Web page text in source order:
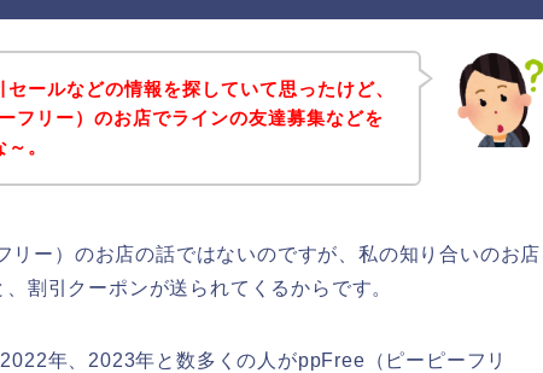
ールなどの情報を探していて思ったけど、
フリー）のお店でラインの友達募集などを
。
リー）のお店の話ではないのですが、私の知り合いのお店
割引クーポンが送られてくるからです。
年、2023年と数多くの人がppFree（ピーピーフリ